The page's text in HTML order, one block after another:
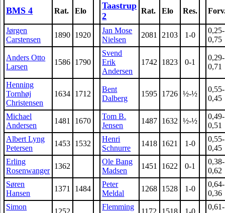
BMS 4 Rat. Elo
Taastrup
2
Rat. Elo Res.
Jørgen
Carstensen
1890 1920
Jan Mose
Nielsen
2081 2103 1-0
0,25-
0,75
Anders Otto
Larsen
1586 1790
Svend
Erik
Andersen
1742 1823 0-1
0,29-
0,71
Henning
Tornhøj
Christensen
1634 1712
Bent
Dalberg
1595 1726 ½-½
0,55-
0,45
Michael
Andersen
1481 1670
Tom B.
Jensen
1487 1632 ½-½
0,49-
0,51
Albert Lyng
Petersen
1453 1532
Henri
Schnurre
1418 1621 1-0
0,55-
0,45
Erling
Rosenwanger
1362
Ole Bang
Madsen
1451 1622 0-1
0,38-
0,62
Søren
Hansen
1371 1484
Peter
Meldal
1268 1528 1-0
0,64-
0,36
Simon
Flemming
0,61-